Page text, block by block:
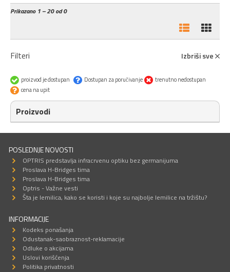
Prikazano1 – 20 od 0
Filteri Izbriši sve
proizvod je dostupan Dostupan za poručivanje
trenutno nedostupan
cena na upit
Proizvodi
POSLEDNJE NOVOSTI
OPTRIS predstavlja infracrvenu optiku bez germanijuma
Proslava H-Bridges tima
Proslava H-Bridges tima
Optris - Važne vesti
Šta je lemilica, kako se koristi i koje su najbolje lemilice na tržištu?
INFORMACIJE
Kodeks ponašanja
Odustanak-saobraznost-reklamacije
Odluke o akcijama
Uslovi korišćenja
Politika privatnosti